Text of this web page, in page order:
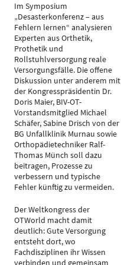
Im Symposium
„Desasterkonferenz – aus
Fehlern lernen“ analysieren
Experten aus Orthetik,
Prothetik und
Rollstuhlversorgung reale
Versorgungsfälle. Die offene
Diskussion unter anderem mit
der Kongresspräsidentin Dr.
Doris Maier, BIV-OT-
Vorstandsmitglied Michael
Schäfer, Sabine Drisch von der
BG Unfallklinik Murnau sowie
Orthopädietechniker Ralf-
Thomas Münch soll dazu
beitragen, Prozesse zu
verbessern und typische
Fehler künftig zu vermeiden.
Der Weltkongress der
OTWorld macht damit
deutlich: Gute Versorgung
entsteht dort, wo
Fachdisziplinen ihr Wissen
verbinden und gemeinsam